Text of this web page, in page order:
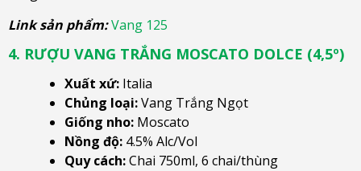
Link sản phẩm:Vang 125
4. RƯỢU VANG TRẮNG MOSCATO DOLCE (4,5º)
Xuất xứ: Italia
Chủng loại:Vang Trắng Ngọt
Giống nho: Moscato
Nồng độ: 4.5% Alc/Vol
Quy cách:Chai 750ml, 6 chai/thùng